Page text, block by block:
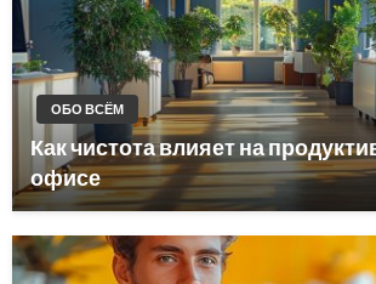
ОБО ВСЁМ
Как чистота влияет на
офисе